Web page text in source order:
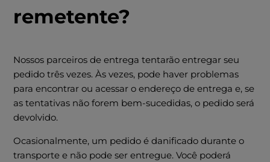
remetente?
Nossos parceiros de entrega tentarão entregar seu
pedido três vezes. Às vezes, pode haver problemas
para encontrar ou acessar o endereço de entrega e, se
as tentativas não forem bem-sucedidas, o pedido será
devolvido.
Ocasionalmente, um pedido é danificado durante o
transporte e não pode ser entregue. Você poderá